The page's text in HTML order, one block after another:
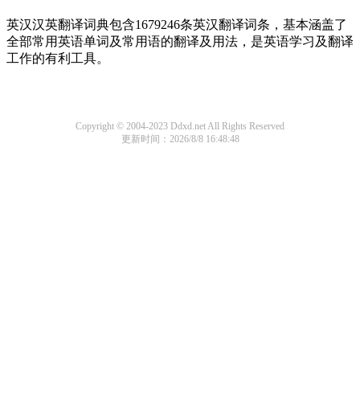
英汉汉英翻译词典包含1679246条英汉翻译词条，基本涵盖了
全部常用英语单词及常用语的翻译及用法，是英语学习及翻译
工作的有利工具。
Copyright © 2004-2023 Ddxd.net All Rights Reserved
更新时间：2026/8/8 16:48:48